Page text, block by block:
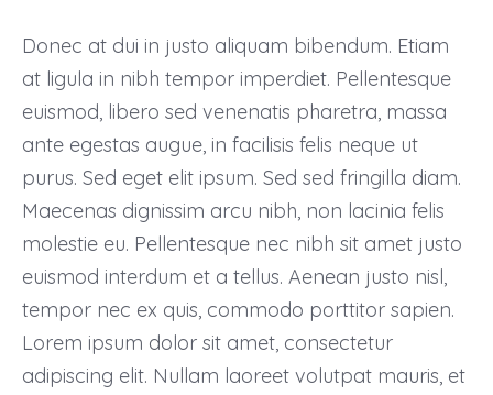
Donec at dui in justo aliquam bibendum. Etiam
at ligula in nibh tempor imperdiet. Pellentesque
euismod, libero sed venenatis pharetra, massa
ante egestas augue, in facilisis felis neque ut
purus. Sed eget elit ipsum. Sed sed fringilla diam.
Maecenas dignissim arcu nibh, non lacinia felis
molestie eu. Pellentesque nec nibh sit amet justo
euismod interdum et a tellus. Aenean justo nisl,
tempor nec ex quis, commodo porttitor sapien.
Lorem ipsum dolor sit amet, consectetur
adipiscing elit. Nullam laoreet volutpat mauris, et